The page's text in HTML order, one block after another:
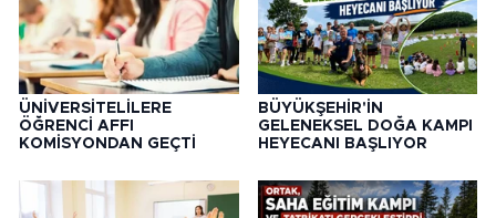
ÜNİVERSİTELİLERE
ÖĞRENCİ AFFI
KOMİSYONDAN GEÇTİ
BÜYÜKŞEHİR'İN
GELENEKSEL DOĞA KAMPI
HEYECANI BAŞLIYOR